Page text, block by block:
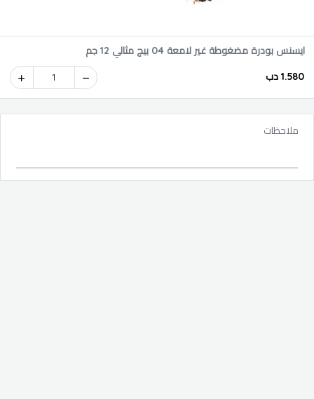
ايسنس بودرة مضغوطة غير لامعة 04 بيج مثالي 12 جم
1.580 دب 1
ملاحظات